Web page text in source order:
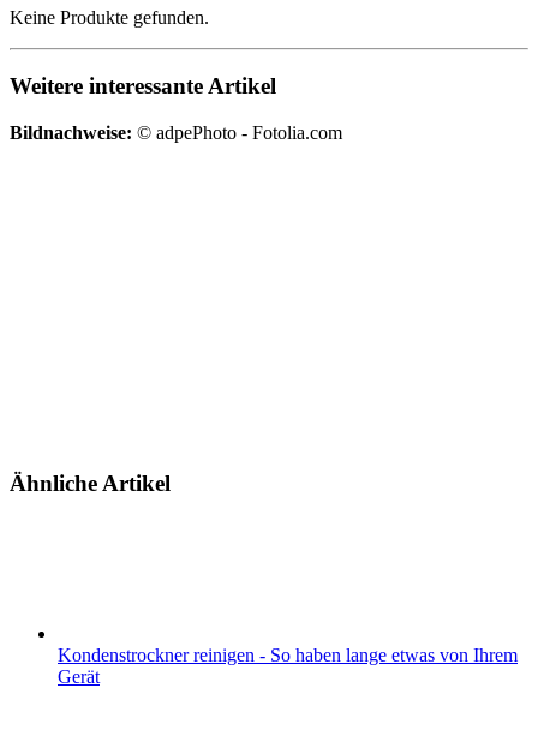
Keine Produkte gefunden.
Weitere interessante Artikel
Bildnachweise: © adpePhoto - Fotolia.com
Ähnliche Artikel
Kondenstrockner reinigen - So haben lange etwas von Ihrem
Gerät